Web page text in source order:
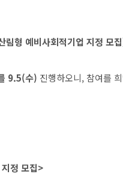
형 예비사회적기업 지정 모
9.5(수) 진행하오니, 참여를
정 모집>